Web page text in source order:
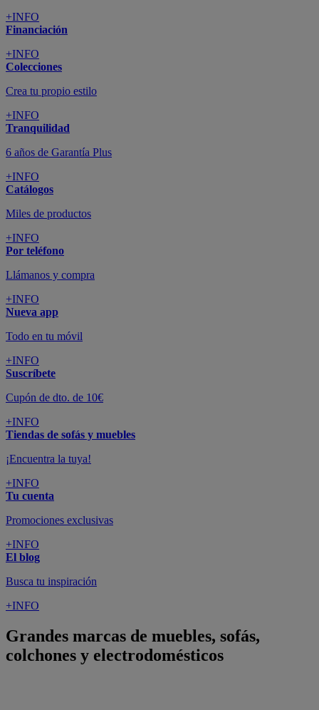
+INFO
Financiación
+INFO
Colecciones
Crea tu propio estilo
+INFO
Tranquilidad
6 años de Garantía Plus
+INFO
Catálogos
Miles de productos
+INFO
Por teléfono
Llámanos y compra
+INFO
Nueva app
Todo en tu móvil
+INFO
Suscríbete
Cupón de dto. de 10€
+INFO
Tiendas de sofás y muebles
¡Encuentra la tuya!
+INFO
Tu cuenta
Promociones exclusivas
+INFO
El blog
Busca tu inspiración
+INFO
Grandes marcas de muebles, sofás,
colchones y electrodomésticos